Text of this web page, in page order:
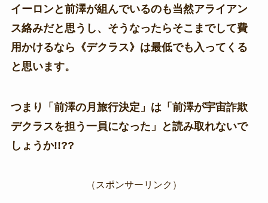
イーロンと前澤が組んでいるのも当然アライアン
ス絡みだと思うし、そうなったらそこまでして費
用かけるなら《デクラス》は最低でも入ってくる
と思います。
つまり「前澤の月旅行決定」は「前澤が宇宙詐欺
デクラスを担う一員になった」と読み取れないで
しょうか!!??
（スポンサーリンク）